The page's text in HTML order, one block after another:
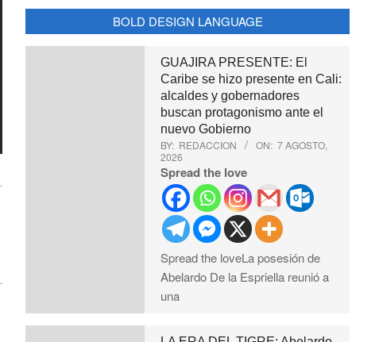
BOLD DESIGN LANGUAGE
GUAJIRA PRESENTE: El
Caribe se hizo presente en Cali:
alcaldes y gobernadores
buscan protagonismo ante el
nuevo Gobierno
BY: REDACCION ON: 7 AGOSTO,
2026
Spread the love
Spread the loveLa posesión de
Abelardo De la Espriella reunió a
una